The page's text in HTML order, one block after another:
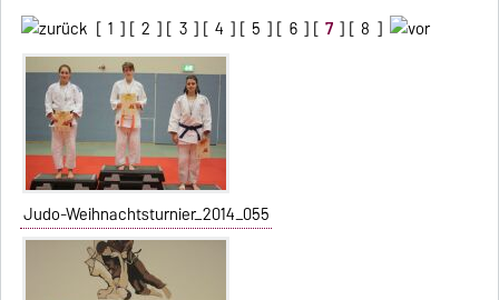
[ 1 ] [ 2 ] [ 3 ] [ 4 ] [ 5 ] [ 6 ] [ 7 ] [ 8 ]
Judo-Weihnachtsturnier_2014_055